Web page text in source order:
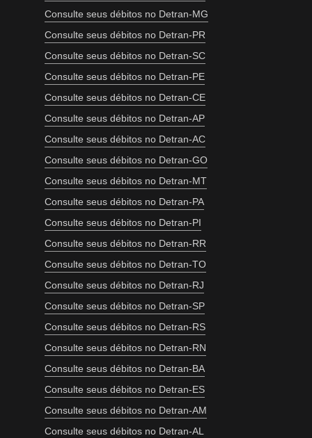
Consulte seus débitos no Detran-MG
Consulte seus débitos no Detran-PR
Consulte seus débitos no Detran-SC
Consulte seus débitos no Detran-PE
Consulte seus débitos no Detran-CE
Consulte seus débitos no Detran-AP
Consulte seus débitos no Detran-AC
Consulte seus débitos no Detran-GO
Consulte seus débitos no Detran-MT
Consulte seus débitos no Detran-PA
Consulte seus débitos no Detran-PI
Consulte seus débitos no Detran-RR
Consulte seus débitos no Detran-TO
Consulte seus débitos no Detran-RJ
Consulte seus débitos no Detran-SP
Consulte seus débitos no Detran-RS
Consulte seus débitos no Detran-RN
Consulte seus débitos no Detran-BA
Consulte seus débitos no Detran-ES
Consulte seus débitos no Detran-AM
Consulte seus débitos no Detran-AL